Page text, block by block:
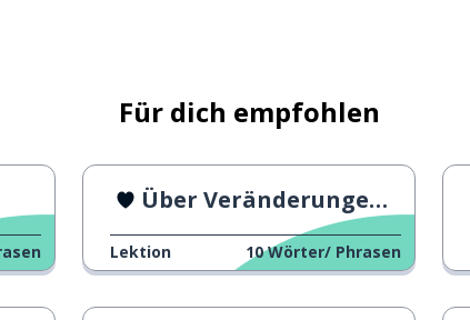
Für dich empfohlen
Über Veränderungen reden
Lektion 10 Wörter/ Phrasen